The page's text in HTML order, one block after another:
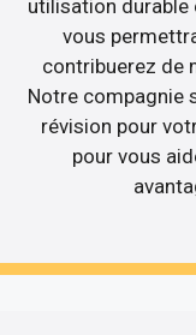
utilisation durable
vous
contribuerez de
Notre compagnie
révision pour
pour vous